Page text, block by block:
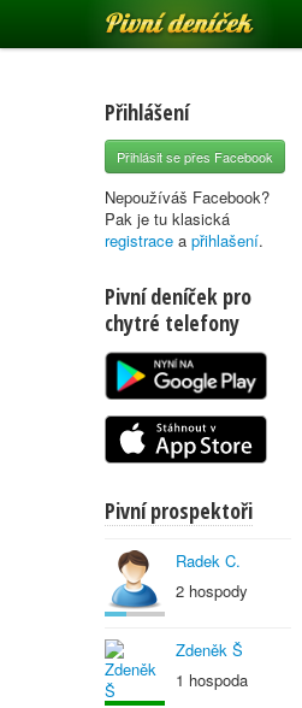
Pivní deníček
Přihlášení
Přihlásit se přes Facebook
Nepoužíváš Facebook?
Pak je tu klasická
registrace a přihlašení.
Pivní deníček pro
chytré telefony
Pivní prospektoři
Radek C.
2 hospody
Zdeněk Š
1 hospoda